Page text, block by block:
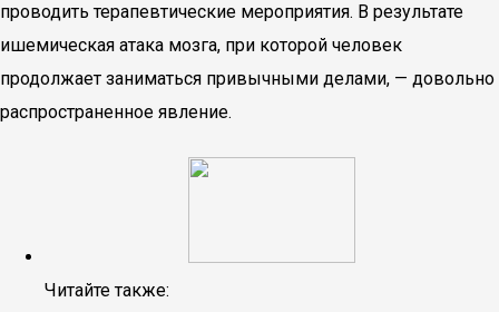
проводить терапевтические мероприятия. В результате
ишемическая атака мозга, при которой человек
продолжает заниматься привычными делами, — довольно
распространенное явление.
Читайте также: